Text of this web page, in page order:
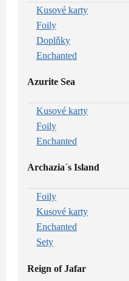
Kusové karty
Foily
Doplňky
Enchanted
Azurite Sea
Kusové karty
Foily
Enchanted
Archazia´s Island
Foily
Kusové karty
Enchanted
Sety
Reign of Jafar